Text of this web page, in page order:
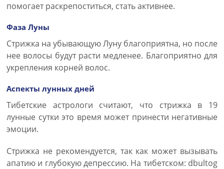
помогает раскрепоститься, стать активнее.
Фаза Луны
Стрижка на убывающую Луну благоприятна, но после
нее волосы будут расти медленее. Благоприятно для
укрепления корней волос.
Аспекты лунных дней
Тибетские астрологи считают, что стрижка в 19
лунные сутки это время может принести негативные
эмоции.
Стрижка не рекомендуется, так как может вызывать
апатию и глубокую депрессию. На тибетском: dbultog